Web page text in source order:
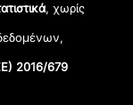
, χωρίς
2016/679